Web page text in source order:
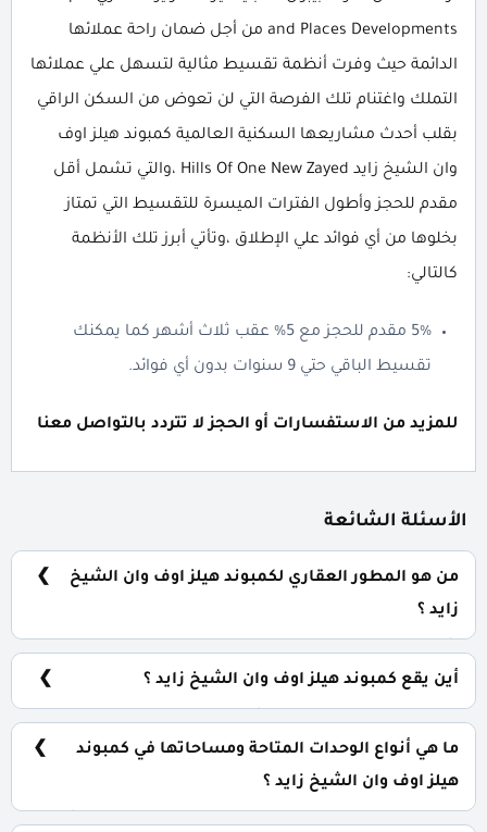
and Places Developments من أجل ضمان راحة عملائها
الدائمة حيث وفرت أنظمة تقسيط مثالية لتسهل علي عملائها
التملك واغتنام تلك الفرصة التي لن تعوض من السكن الراقي
بقلب أحدث مشاريعها السكنية العالمية كمبوند هيلز اوف
وان الشيخ زايد Hills Of One New Zayed ،والتي تشمل أقل
مقدم للحجز وأطول الفترات الميسرة للتقسيط التي تمتاز
بخلوها من أي فوائد علي الإطلاق ،وتأتي أبرز تلك الأنظمة
كالتالي:
5% مقدم للحجز مع 5% عقب ثلاث أشهر كما يمكنك
تقسيط الباقي حتي 9 سنوات بدون أي فوائد.
للمزيد من الاستفسارات أو الحجز لا تتردد بالتواصل معنا
الأسئلة الشائعة
من هو المطور العقاري لكمبوند هيلز اوف وان الشيخ
زايد ؟
Developments.
أين يقع كمبوند هيلز اوف وان الشيخ زايد ؟
الإسكندرية الصحراوي أمام مطار سفنكس الدولي.
ما هي أنواع الوحدات المتاحة ومساحاتها في كمبوند
هيلز اوف وان الشيخ زايد ؟